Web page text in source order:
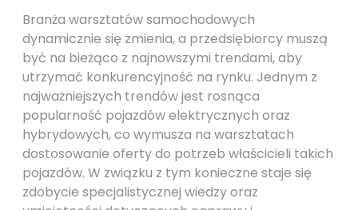
Branża warsztatów samochodowych
dynamicznie się zmienia, a przedsiębiorcy muszą
być na bieżąco z najnowszymi trendami, aby
utrzymać konkurencyjność na rynku. Jednym z
najważniejszych trendów jest rosnąca
popularność pojazdów elektrycznych oraz
hybrydowych, co wymusza na warsztatach
dostosowanie oferty do potrzeb właścicieli takich
pojazdów. W związku z tym konieczne staje się
zdobycie specjalistycznej wiedzy oraz